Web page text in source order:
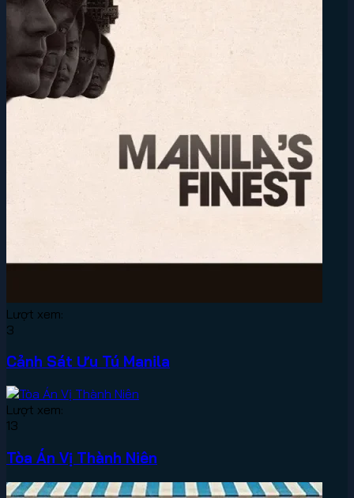
Lượt xem:
3
Cảnh Sát Ưu Tú Manila
Lượt xem:
13
Tòa Án Vị Thành Niên